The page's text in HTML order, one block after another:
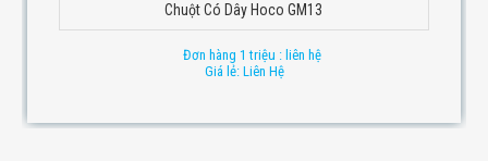
Chuột Có Dây Hoco GM13
Đơn hàng 1 triệu : liên hệ
Giá lẻ: Liên Hệ